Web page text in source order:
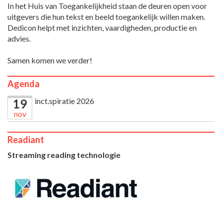
In het Huis van Toegankelijkheid staan de deuren open voor
uitgevers die hun tekst en beeld toegankelijk willen maken.
Dedicon helpt met inzichten, vaardigheden, productie en
advies.
Samen komen we verder!
Agenda
19
nov
inct.spiratie 2026
Readiant
Streaming reading technologie